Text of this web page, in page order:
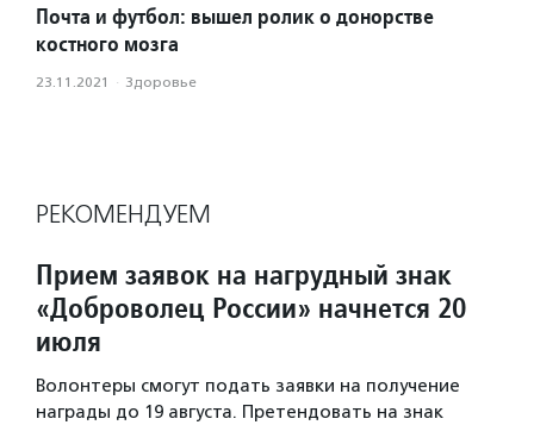
Почта и футбол: вышел ролик о донорстве
костного мозга
23.11.2021 · Здоровье
РЕКОМЕНДУЕМ
Прием заявок на нагрудный знак
«Доброволец России» начнется 20
июля
Волонтеры смогут подать заявки на получение
награды до 19 августа. Претендовать на знак